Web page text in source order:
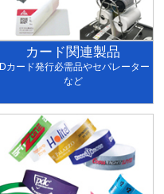
カード関連製品
IDカード発行必需品やセパレーター
など